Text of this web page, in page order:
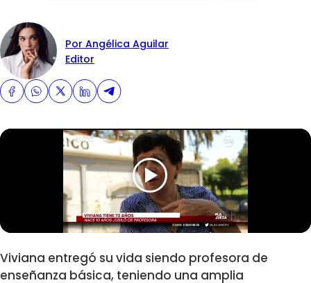
Por Angélica Aguilar
Editor
Viviana entregó su vida siendo profesora de
enseñanza básica, teniendo una amplia